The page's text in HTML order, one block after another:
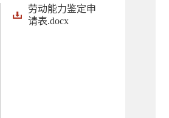
劳动能力鉴定申
请表.docx